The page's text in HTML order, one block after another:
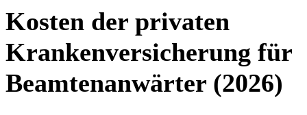
Kosten der privaten
Krankenversicherung für
Beamtenanwärter (2026)